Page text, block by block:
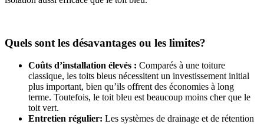
Quels sont les désavantages ou les limites?
Coûts d’installation élevés : Comparés à une toiture
classique, les toits bleus nécessitent un investissement initial
plus important, bien qu’ils offrent des économies à long
terme. Toutefois, le toit bleu est beaucoup moins cher que le
toit vert.
Entretien régulier: Les systèmes de drainage et de rétention